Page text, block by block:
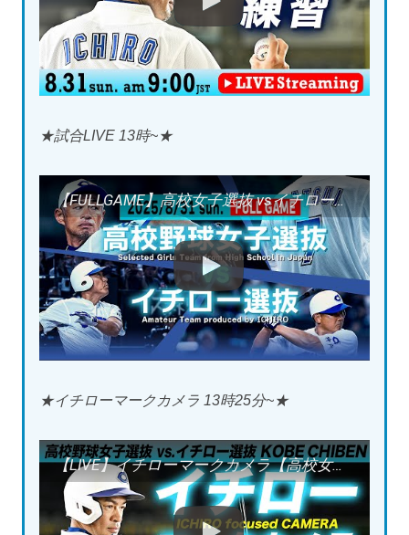
★試合LIVE 13時~★
【FULLGAME】高校女子選抜 vsイチロー選抜【Selected Girls Team from High Schools vs. Amateur Team produced by ICHIRO】
★イチローマークカメラ 13時25分~★
【LIVE】イチローマークカメラ【高校女子選抜 vs イチロー選抜】 ICHIRO focused CAMERA